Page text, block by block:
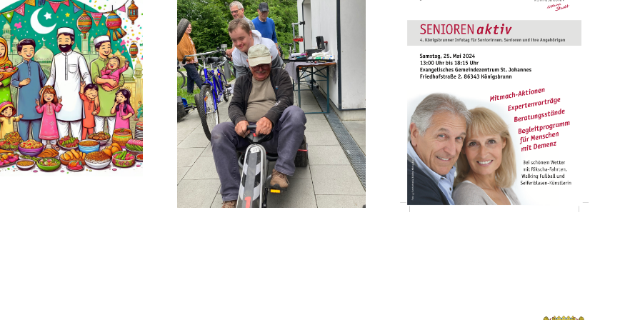
Ins Rollen
gebracht
Tag in
Königsbrunn
Zum ersten Mal
mit
Begleitprogramm
für Menschen mit
Demenz